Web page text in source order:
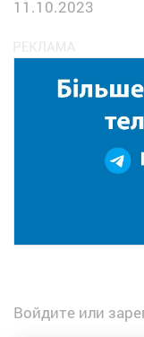
11.10.2023
Войдите или